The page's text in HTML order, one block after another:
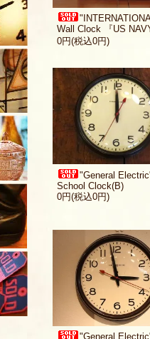
Wall Clock 『US
0円(税込0円)
"General
School Clock(B)
0円(税込0円)
"General